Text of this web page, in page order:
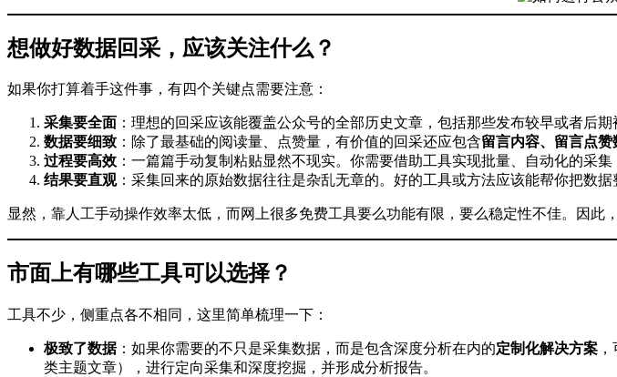
想做好数据回采，应该关注什么？
如果你打算着手这件事，有四个关键点需要注意：
采集要全面 ：理想的回采应该能覆盖公众号的全部历史文章，包括那些发布较早或者后
数据要细致 ：除了最基础的阅读量、点赞量，有价值的回采还应包含留言内容、留言点赞
过程要高效 ：一篇篇手动复制粘贴显然不现实。你需要借助工具实现批量、自动化的采
结果要直观：采集回来的原始数据往往是杂乱无章的。好的工具或方法应该能帮你把数
显然，靠人工手动操作效率太低，而网上很多免费工具要么功能有限，要么稳定性不佳。因此
市面上有哪些工具可以选择？
工具不少，侧重点各不相同，这里简单梳理一下：
极致了数据：如果你需要的不只是采集数据，而是包含深度分析在内的定制化解决方案
类主题文章），进行定向采集和深度挖掘，并形成分析报告。